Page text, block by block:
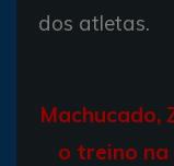
dos atletas.
Machucado,
o treino